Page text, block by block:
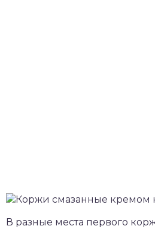
В разные места первого